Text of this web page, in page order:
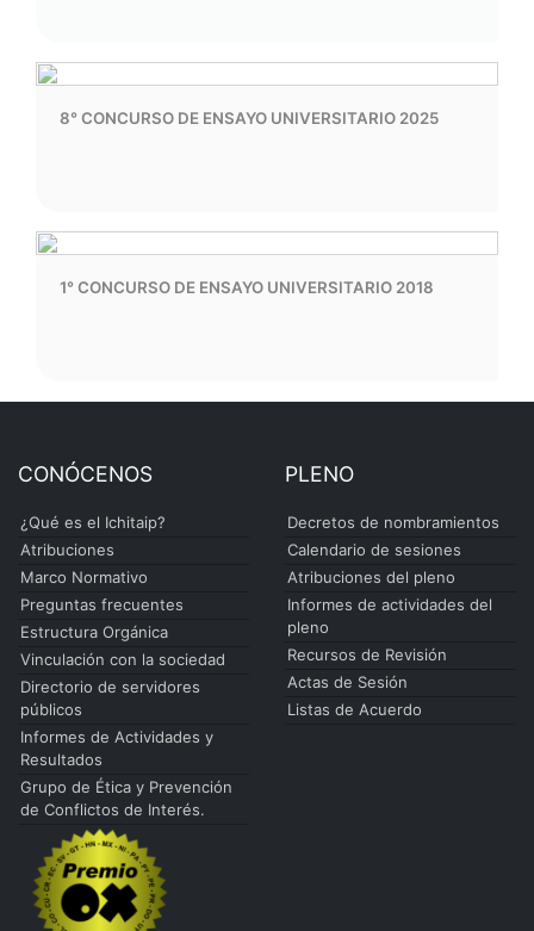
8° CONCURSO DE ENSAYO UNIVERSITARIO 2025
1° CONCURSO DE ENSAYO UNIVERSITARIO 2018
CONÓCENOS
¿Qué es el Ichitaip?
Atribuciones
Marco Normativo
Preguntas frecuentes
Estructura Orgánica
Vinculación con la sociedad
Directorio de servidores
públicos
Informes de Actividades y
Resultados
Grupo de Ética y Prevención
de Conflictos de Interés.
PLENO
Decretos de nombramientos
Calendario de sesiones
Atribuciones del pleno
Informes de actividades del
pleno
Recursos de Revisión
Actas de Sesión
Listas de Acuerdo